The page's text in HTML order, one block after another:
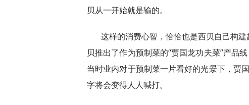
贝从一开始就是输的。
这样的消费心智，恰恰也是西贝自己构
贝推出了作为预制菜的“贾国龙功夫菜”产品
当时业内对于预制菜一片看好的光景下，贾
字将会变得人人喊打。